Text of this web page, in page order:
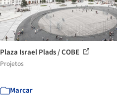
Plaza Israel Plads / COBE
Projetos
Marcar